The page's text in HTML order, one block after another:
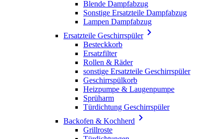
Blende Dampfabzug
Sonstige Ersatzteile Dampfabzug
Lampen Dampfabzug
Ersatzteile Geschirrspüler
Besteckkorb
Ersatzfilter
Rollen & Räder
sonstige Ersatzteile Geschirrspüler
Geschirrspülkorb
Heizpumpe & Laugenpumpe
Sprüharm
Türdichtung Geschirrspüler
Backofen & Kochherd 
Grillroste